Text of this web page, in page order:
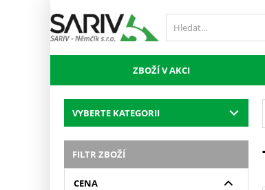
ZBOŽÍ V AKCI
VYBERTE KATEGORII
FILTR ZBOŽÍ
CENA